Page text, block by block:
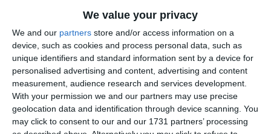
We value your privacy
We and our partners store and/or access information on a
device, such as cookies and process personal data, such as
unique identifiers and standard information sent by a device for
personalised advertising and content, advertising and content
measurement, audience research and services development.
With your permission we and our partners may use precise
geolocation data and identification through device scanning. You
may click to consent to our and our 1731 partners’ processing
seriozitate și responsabilitate, în interesul
cetățenilor județului Constanța- transmit
reprezentanții PSD.
Amintim că,după perchezițiile procurorilor Parchetului
de pe lângă Înalta Curte de Casație și Justiție, care au
avut loc în cursul zilei de miercuri, 13 mai 2026, la sediul